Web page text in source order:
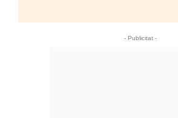
- Publicitat -